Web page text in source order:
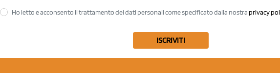
Ho letto e acconsento il trattamento dei dati personali come specificato dalla nostra privacy
ISCRIVITI